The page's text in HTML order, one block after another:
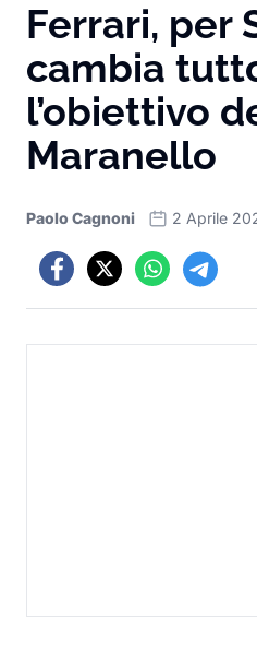
Ferrari, per
cambia
l’obiettivo
Maranello
Paolo Cagnoni 2 Aprile